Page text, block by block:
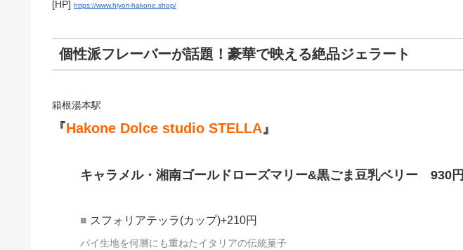
[HP] https://www.hiyori-hakone.shop/
個性派フレーバーが話題！豪華で映える絶品ジェラート
箱根湯本駅
『Hakone Dolce studio STELLA』
キャラメル・湘南ゴールドローズマリー&黒ごま豆乳ベリー 930円
■ スフォリアテッラ(カップ)+210円
パイ生地を何層にも重ねたイタリアの伝統菓子